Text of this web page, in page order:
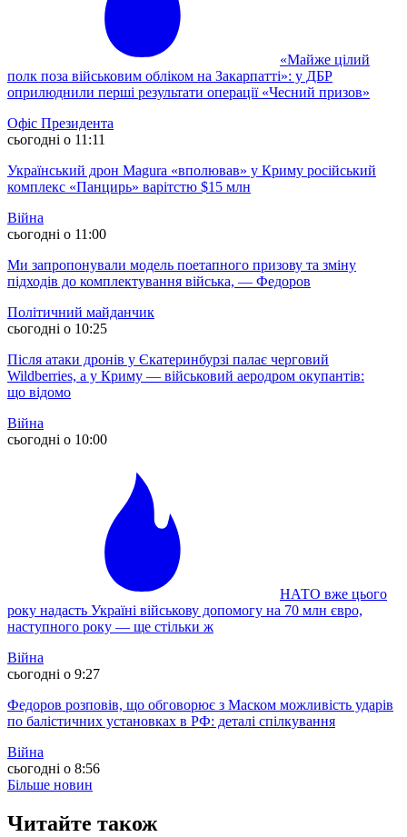
«Майже цілий
полк поза військовим обліком на Закарпатті»: у ДБР
оприлюднили перші результати операції «Чесний призов»
Офіс Президента
сьогодні о 11:11
Український дрон Magura «вполював» у Криму російський
комплекс «Панцирь» варітстю $15 млн
Війна
сьогодні о 11:00
Ми запропонували модель поетапного призову та зміну
підходів до комплектування війська, — Федоров
Політичний майданчик
сьогодні о 10:25
Після атаки дронів у Єкатеринбурзі палає черговий
Wildberries, а у Криму — військовий аеродром окупантів:
що відомо
Війна
сьогодні о 10:00
НАТО вже цього
року надасть Україні військову допомогу на 70 млн євро,
наступного року — ще стільки ж
Війна
сьогодні о 9:27
Федоров розповів, що обговорює з Маском можливість ударів
по балістичних установках в РФ: деталі спілкування
Війна
сьогодні о 8:56
Більше новин
Читайте також